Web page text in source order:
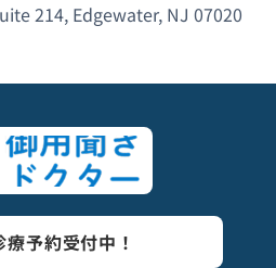
214, Edgewater, NJ 07020
予約受付中！